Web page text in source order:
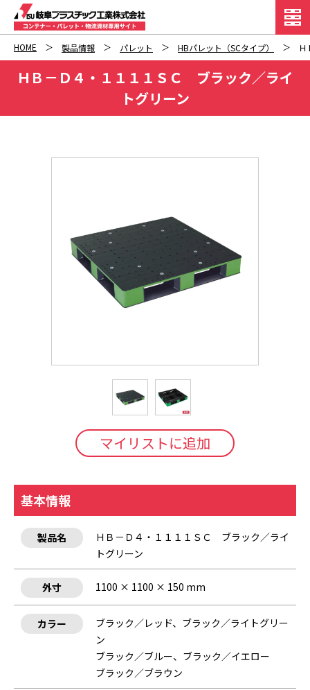
HOME 製品情報 パレット HBパレット（SCタイプ）
ＨＢ－Ｄ４・１１１１ＳＣ ブラック／ライ
トグリーン
マイリストに追加
基本情報
製品名
ＨＢ－Ｄ４・１１１１ＳＣ ブラック／ライ
トグリーン
外寸 1100 × 1100 × 150 mm
カラー
ブラック／レッド、ブラック／ライトグリー
ン
ブラック／ブルー、ブラック／イエロー
ブラック／ブラウン